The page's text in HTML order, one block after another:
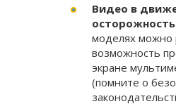
Видео в
моделях можно
возможность
экране
(помните о